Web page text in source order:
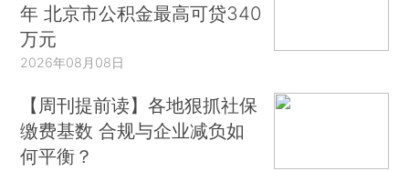
年 北京市公积金最高可贷340
万元
2026年08月08日
【周刊提前读】各地狠抓社保
缴费基数 合规与企业减负如
何平衡？